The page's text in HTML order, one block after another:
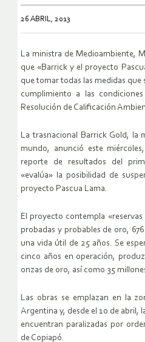
26 ABRIL, 2013
La ministra de Medioambiente,
que «Barrick y el proyecto
que tomar todas las medidas que
cumplimiento a las
Resolución de Calificación
La trasnacional Barrick Gold, la
mundo, anunció este
reporte de resultados del
«evalúa» la posibilidad de
proyecto Pascua Lama.
El proyecto contempla
probadas y probables de oro,
una vida útil de 25 años. Se
cinco años en operación,
onzas de oro, así como 35
Las obras se emplazan en la
Argentina y, desde el 10 de abril,
encuentran paralizadas por
de Copiapó.